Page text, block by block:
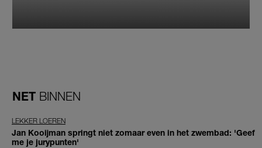
NET BINNEN
LEKKER LOEREN
Jan Kooijman springt niet zomaar even in het zwembad: 'Geef
me je jurypunten'